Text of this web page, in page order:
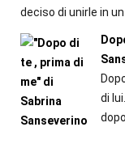
deciso di unirle in un
di